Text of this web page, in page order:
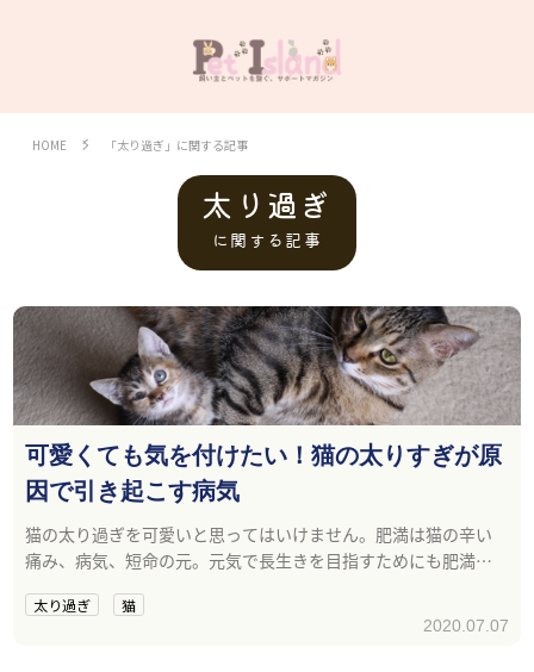
HOME 「太り過ぎ」に関する記事
太り過ぎ
に関する記事
可愛くても気を付けたい！猫の太りすぎが原
因で引き起こす病気
猫の太り過ぎを可愛いと思ってはいけません。肥満は猫の辛い
痛み、病気、短命の元。元気で長生きを目指すためにも肥満の
太り過ぎ 猫
2020.07.07